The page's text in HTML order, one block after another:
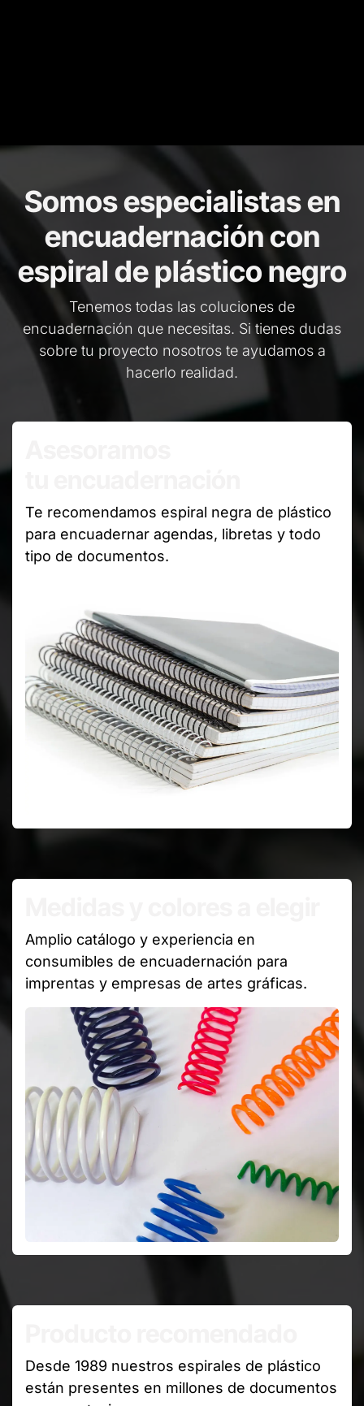
Somos especialistas en
encuadernación con
espiral de plástico negro
Tenemos todas las coluciones de
encuadernación que necesitas. Si tienes dudas
sobre tu proyecto nosotros te ayudamos a
hacerlo realidad.
Te recomendamos espiral negra de plástico
para encuadernar agendas, libretas y todo
tipo de documentos.
Amplio catálogo y experiencia en
consumibles de encuadernación para
imprentas y empresas de artes gráficas.
Desde 1989 nuestros espirales de plástico
están presentes en millones de documentos